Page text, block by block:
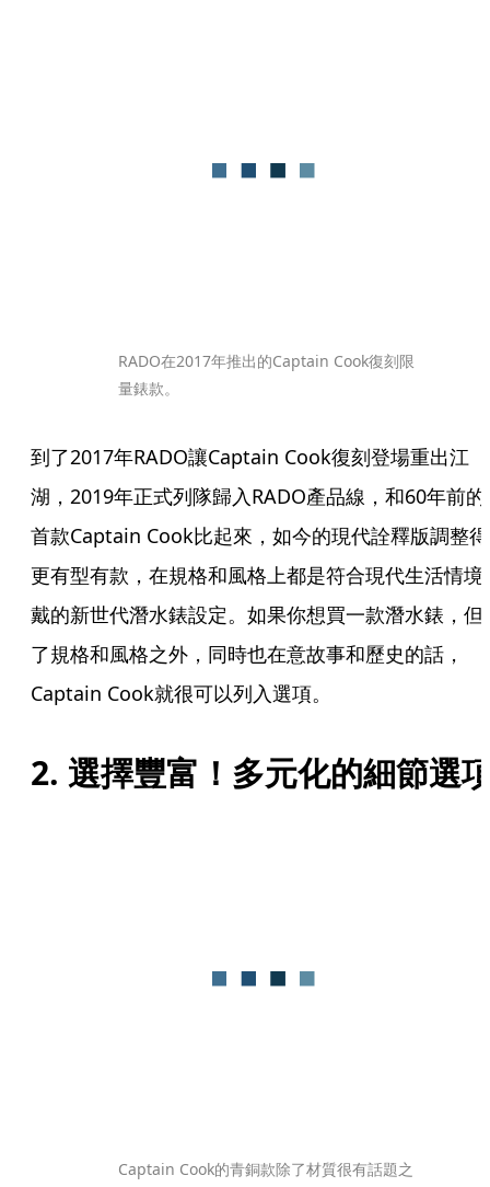
RADO在2017年推出的Captain Cook復刻限
量錶款。
到了2017年RADO讓Captain Cook復刻登場重出江
湖，2019年正式列隊歸入RADO產品線，和60年前的
首款Captain Cook比起來，如今的現代詮釋版調整得
更有型有款，在規格和風格上都是符合現代生活情境
戴的新世代潛水錶設定。如果你想買一款潛水錶，但
了規格和風格之外，同時也在意故事和歷史的話，
Captain Cook就很可以列入選項。
2. 選擇豐富！多元化的細節選
Captain Cook的青銅款除了材質很有話題之